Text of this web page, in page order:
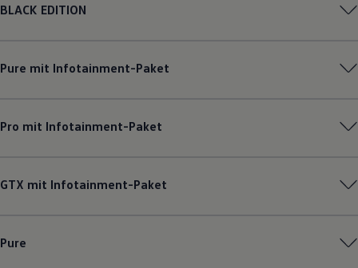
Kundeninformationen
Digitale Betriebsanleitung
Transport
BLACK EDITION
Pure mit Infotainment-Paket
Pro mit Infotainment-Paket
GTX mit Infotainment-Paket
Pure